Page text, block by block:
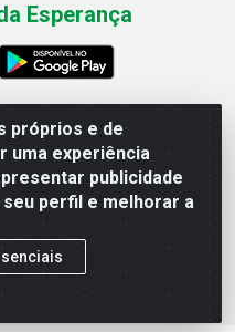
próprios e de
uma experiência
publicidade
perfil e melhorar a
Esperança
Caldas Filho, 291 -
50771-335 - CNPJ
23